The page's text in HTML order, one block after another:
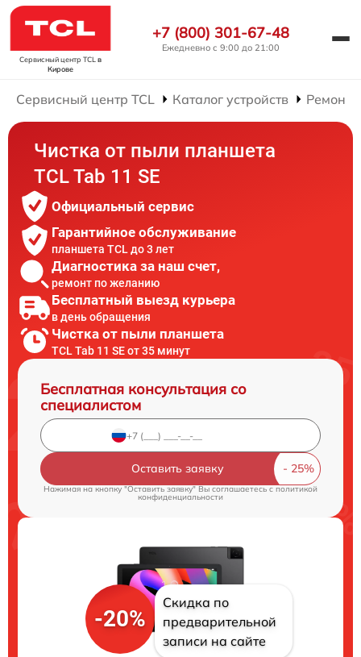
Сервисный центр TCL в
Кирове
+7 (800) 301-67-48
Ежедневно с 9:00 до 21:00
Сервисный центр TCL Каталог устройств Ремонт
Чистка от пыли планшета
TCL Tab 11 SE
Официальный сервис
Гарантийное обслуживание
планшета TCL до 3 лет
Диагностика за наш счет,
ремонт по желанию
Бесплатный выезд курьера
в день обращения
Чистка от пыли планшета
TCL Tab 11 SE от 35 минут
Бесплатная консультация со
специалистом
Оставить заявку
Нажимая на кнопку "Оставить заявку" Вы соглашаетесь cполитикой
конфиденциальности
-20%
Скидка по
предварительной
записи на сайте